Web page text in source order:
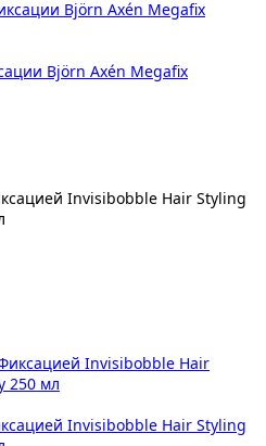
Björn Axén Megafix
Invisibobble Hair Styling
Invisibobble Hair Styling